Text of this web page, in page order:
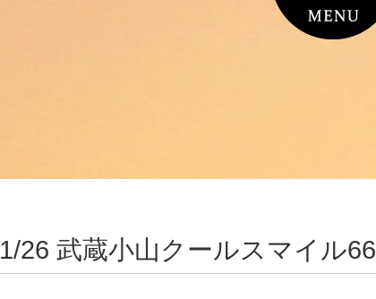
1/26 武蔵小山クールスマイル66